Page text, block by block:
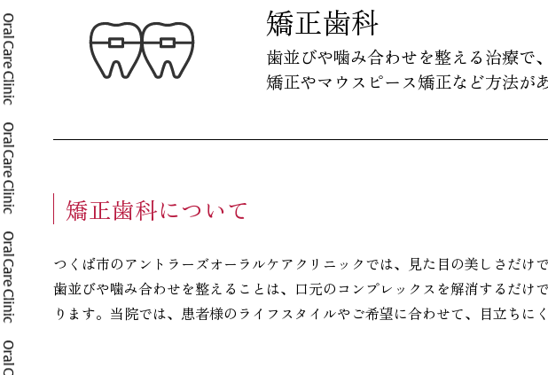
矯正歯科
歯並びや噛み合わせを整える治療で
矯正やマウスピース矯正など方法が
矯正歯科について
つくば市のアントラーズオーラルケアクリニックでは、見た目の美しさだ
歯並びや噛み合わせを整えることは、口元のコンプレックスを解消するだ
ります。当院では、患者様のライフスタイルやご希望に合わせて、目立ち